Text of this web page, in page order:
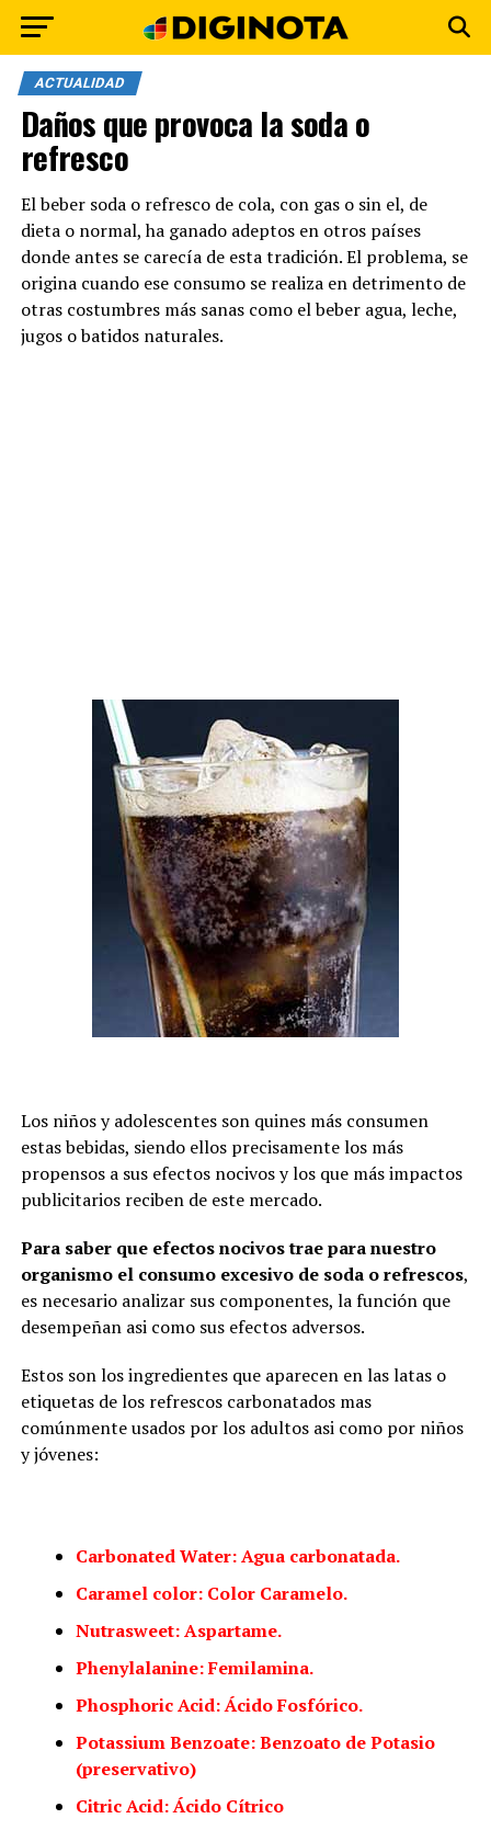
ACTUALIDAD
Daños que provoca la soda o
refresco
El beber soda o refresco de cola, con gas o sin el, de
dieta o normal, ha ganado adeptos en otros países
donde antes se carecía de esta tradición. El problema, se
origina cuando ese consumo se realiza en detrimento de
otras costumbres más sanas como el beber agua, leche,
jugos o batidos naturales.
Los niños y adolescentes son quines más consumen
estas bebidas, siendo ellos precisamente los más
propensos a sus efectos nocivos y los que más impactos
publicitarios reciben de este mercado.
Para saber que efectos nocivos trae para nuestro
organismo el consumo excesivo de soda o refrescos,
es necesario analizar sus componentes, la función que
desempeñan asi como sus efectos adversos.
Estos son los ingredientes que aparecen en las latas o
etiquetas de los refrescos carbonatados mas
comúnmente usados por los adultos asi como por niños
y jóvenes:
Carbonated Water: Agua carbonatada.
Caramel color: Color Caramelo.
Nutrasweet: Aspartame.
Phenylalanine: Femilamina.
Phosphoric Acid: Ácido Fosfórico.
Potassium Benzoate: Benzoato de Potasio
(preservativo)
Citric Acid: Ácido Cítrico